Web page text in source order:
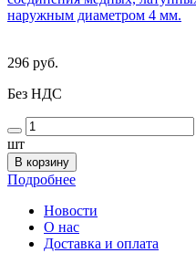
наружным диаметром 4 мм.
296 руб.
Без НДС
шт
В корзину
Подробнее
Новости
О нас
Доставка и оплата